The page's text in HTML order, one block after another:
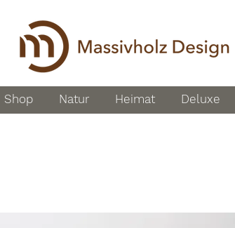
Shop Natur Heimat Deluxe